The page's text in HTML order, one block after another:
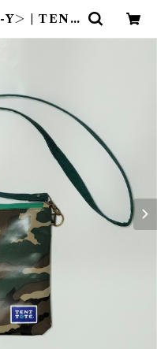
Y＞ | TENT